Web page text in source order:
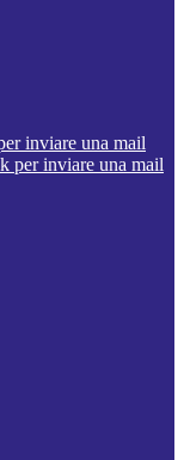
inviare una mail
per inviare una mail